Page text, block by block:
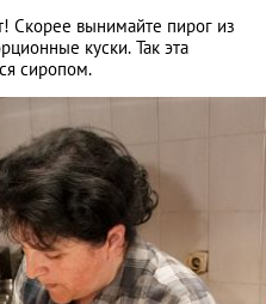
вынимайте пирог из
куски. Так эта
сиропом.